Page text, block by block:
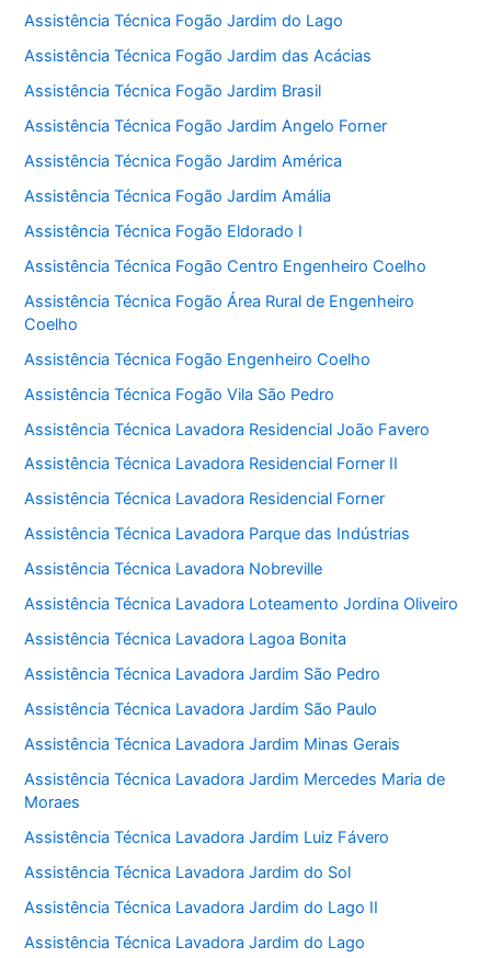
Assistência Técnica Fogão Jardim do Lago
Assistência Técnica Fogão Jardim das Acácias
Assistência Técnica Fogão Jardim Brasil
Assistência Técnica Fogão Jardim Angelo Forner
Assistência Técnica Fogão Jardim América
Assistência Técnica Fogão Jardim Amália
Assistência Técnica Fogão Eldorado I
Assistência Técnica Fogão Centro Engenheiro Coelho
Assistência Técnica Fogão Área Rural de Engenheiro
Coelho
Assistência Técnica Fogão Engenheiro Coelho
Assistência Técnica Fogão Vila São Pedro
Assistência Técnica Lavadora Residencial João Favero
Assistência Técnica Lavadora Residencial Forner II
Assistência Técnica Lavadora Residencial Forner
Assistência Técnica Lavadora Parque das Indústrias
Assistência Técnica Lavadora Nobreville
Assistência Técnica Lavadora Loteamento Jordina Oliveiro
Assistência Técnica Lavadora Lagoa Bonita
Assistência Técnica Lavadora Jardim São Pedro
Assistência Técnica Lavadora Jardim São Paulo
Assistência Técnica Lavadora Jardim Minas Gerais
Assistência Técnica Lavadora Jardim Mercedes Maria de
Moraes
Assistência Técnica Lavadora Jardim Luiz Fávero
Assistência Técnica Lavadora Jardim do Sol
Assistência Técnica Lavadora Jardim do Lago II
Assistência Técnica Lavadora Jardim do Lago